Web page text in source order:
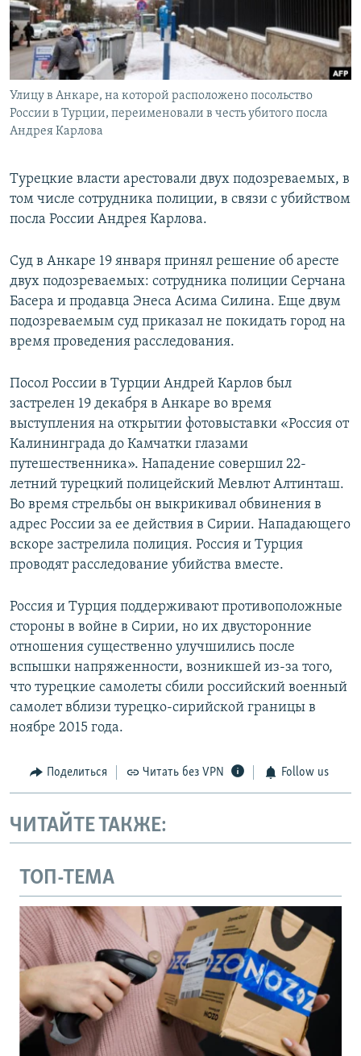
ПОБЕДИТЕЛЕЙ НЕ СУДЯТ?
КРЫМ.НЕПОКОРЕННЫЙ
ELIFBE
УКРАИНСКАЯ ПРОБЛЕМА КРЫМА
ПРИСОЕДИНЯЙТЕСЬ!
Все сайты RFE/RL
Улицу в Анкаре, на которой расположено посольство
России в Турции, переименовали в честь убитого посла
Андрея Карлова
Турецкие власти арестовали двух подозреваемых, в
том числе сотрудника полиции, в связи с убийством
посла России Андрея Карлова.
Суд в Анкаре 19 января принял решение об аресте
двух подозреваемых: сотрудника полиции Серчана
Басера и продавца Энеса Асима Силина. Еще двум
подозреваемым суд приказал не покидать город на
время проведения расследования.
Посол России в Турции Андрей Карлов был
застрелен 19 декабря в Анкаре во время
выступления на открытии фотовыставки «Россия от
Калининграда до Камчатки глазами
путешественника». Нападение совершил 22-
летний турецкий полицейский Мевлют Алтинташ.
Во время стрельбы он выкрикивал обвинения в
адрес России за ее действия в Сирии. Нападающего
вскоре застрелила полиция. Россия и Турция
проводят расследование убийства вместе.
Россия и Турция поддерживают противоположные
стороны в войне в Сирии, но их двусторонние
отношения существенно улучшились после
вспышки напряженности, возникшей из-за того,
что турецкие самолеты сбили российский военный
самолет вблизи турецко-сирийской границы в
ноябре 2015 года.
Поделиться Читать без VPN Follow us
ЧИТАЙТЕ ТАКЖЕ:
ТОП-ТЕМА